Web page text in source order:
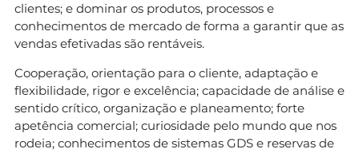
clientes; e dominar os produtos, processos e
conhecimentos de mercado de forma a garantir que as
vendas efetivadas são rentáveis.
Cooperação, orientação para o cliente, adaptação e
flexibilidade, rigor e excelência; capacidade de análise e
sentido crítico, organização e planeamento; forte
apetência comercial; curiosidade pelo mundo que nos
rodeia; conhecimentos de sistemas GDS e reservas de